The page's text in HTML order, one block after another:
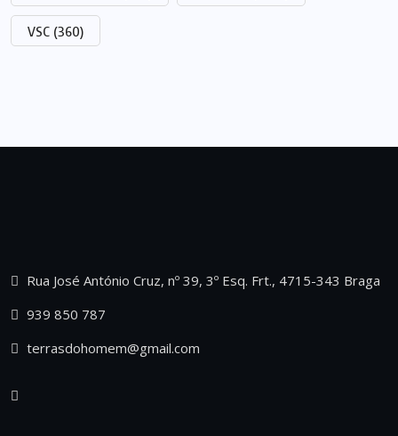
VSC (360)
Rua José António Cruz, nº 39, 3º Esq. Frt., 4715-343 Braga
939 850 787
terrasdohomem@gmail.com